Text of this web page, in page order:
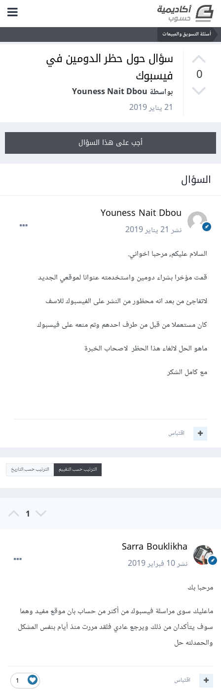
أسئلة التسويق والمبيعات
0
سؤال حول حظر الدومين في
فيسبوك
بواسطة Youness Nait Dbou
21 يناير 2019
أجب على هذا السؤال
السؤال
Youness Nait Dbou
نشر21 يناير 2019
السلام عليكم, مرحبا اخواني.
قمت مؤخرا بشراء دومين واستخدمته عنوانا لموقعي الجديد
لاتفاجئ من بعد انه محظور من النشر على الفيسبوك للاسف
كان مستعملا من قبل من طرف احدهم وتم منعه على فيسبوك
ماهو الحل لالغاء هذا الحظر لاصحاب الخبرة
مع كامل الشكر
اقتباس
الترتيب حسب التقييم الترتيب حسب التاريخ
1
Sarra Bouklikha
نشر10 فبراير 2019
مرحبا بك
ماعليك سوى مراسلة فيسبوك من أكثر من حساب بان موقع مفيد وهما
سوف يتأكدان من ذلك ويرجع عادي فلقد مررت منذ أيام بنفس المشكل
والحمدلله حل
1 اقتباس